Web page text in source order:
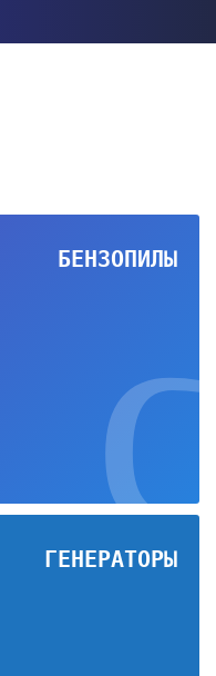
БЕНЗОПИЛЫ
ГЕНЕРАТОРЫ